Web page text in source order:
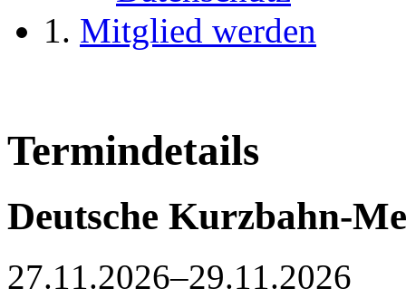
Mitglied werden
Termindetails
Deutsche Kurzbahn-
27.11.2026–29.11.2026